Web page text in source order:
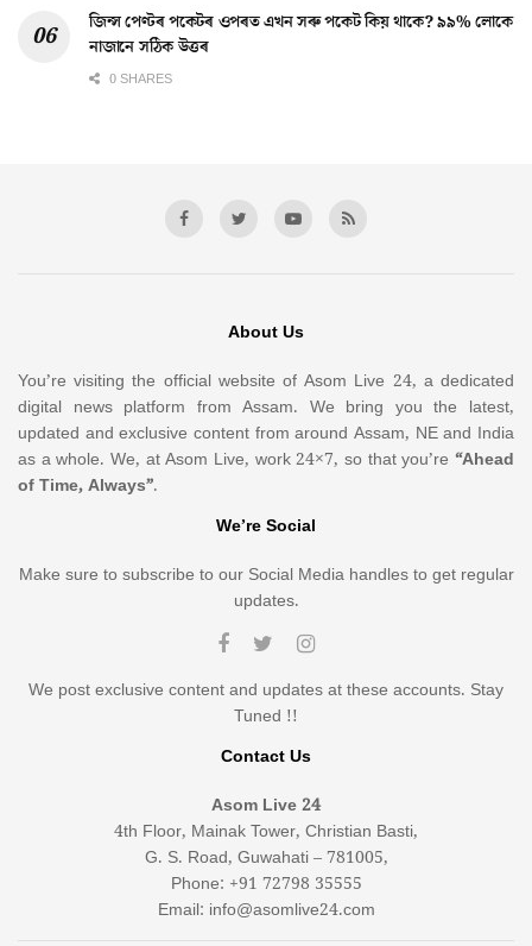
জিন্স পেণ্টৰ পকেটৰ ওপৰত এখন সৰু পকেট কিয় থাকে? ৯৯% লোকে
নাজানে সঠিক উত্তৰ
0 SHARES
About Us
You’re visiting the official website of Asom Live 24, a dedicated
digital news platform from Assam. We bring you the latest,
updated and exclusive content from around Assam, NE and India
as a whole. We, at Asom Live, work 24×7, so that you’re “Ahead
of Time, Always”.
We’re Social
Make sure to subscribe to our Social Media handles to get regular
updates.
We post exclusive content and updates at these accounts. Stay
Tuned !!
Contact Us
Asom Live 24
4th Floor, Mainak Tower, Christian Basti,
G. S. Road, Guwahati – 781005,
Phone: +91 72798 35555
Email: info@asomlive24.com